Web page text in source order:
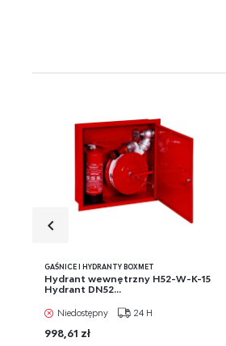
GAŚNICE I HYDRANTY BOXMET
Hydrant wewnętrzny H52-W-K-15
Hydrant DN52...
Niedostępny 24 H
998,61 zł